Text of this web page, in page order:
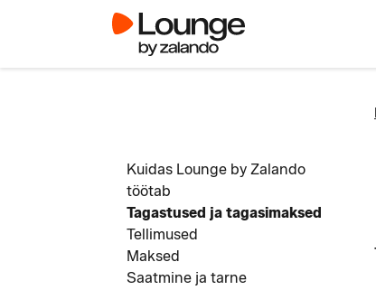
Kuidas Lounge by Zalando
töötab
Tagastused ja tagasimaksed
Tellimused
Maksed
Saatmine ja tarne